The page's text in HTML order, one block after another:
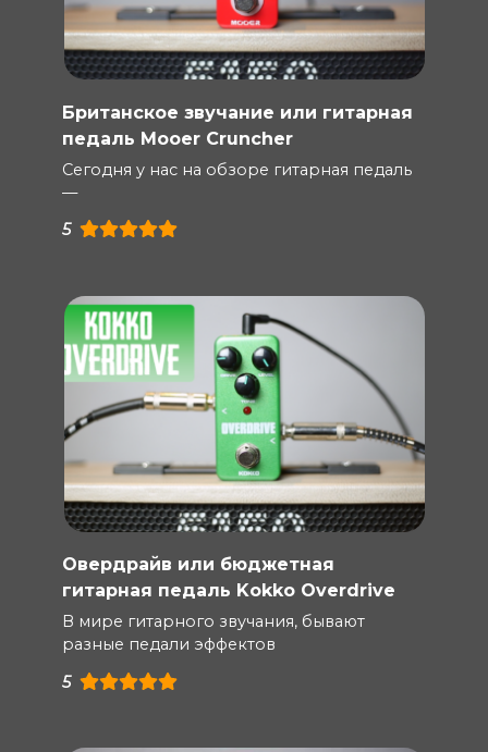
Британское звучание или гитарная
педаль Mooer Cruncher
Сегодня у нас на обзоре гитарная педаль
—
5
Овердрайв или бюджетная
гитарная педаль Kokko Overdrive
В мире гитарного звучания, бывают
разные педали эффектов
5